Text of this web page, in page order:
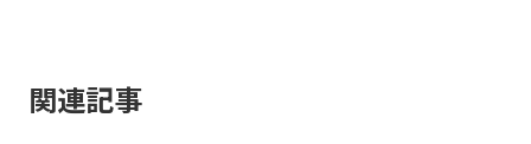
関連記事